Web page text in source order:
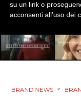
BRAND NEWS >
su un link o
acconsenti all’uso dei